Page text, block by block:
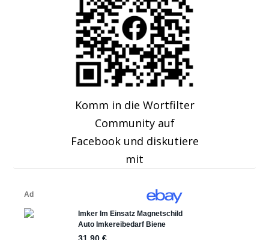
Komm in die Wortfilter
Community auf
Facebook und diskutiere
mit